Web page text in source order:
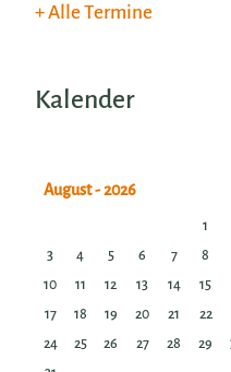
Alle Termine
Kalender
1
3
4 5 6 7 8
10
11 12 13 14 15
17
18 19 20 21 22
24
25 26 27 28 29